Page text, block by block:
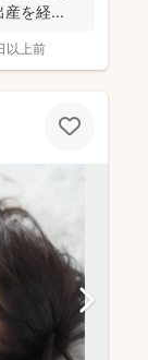
産を経...
以上前